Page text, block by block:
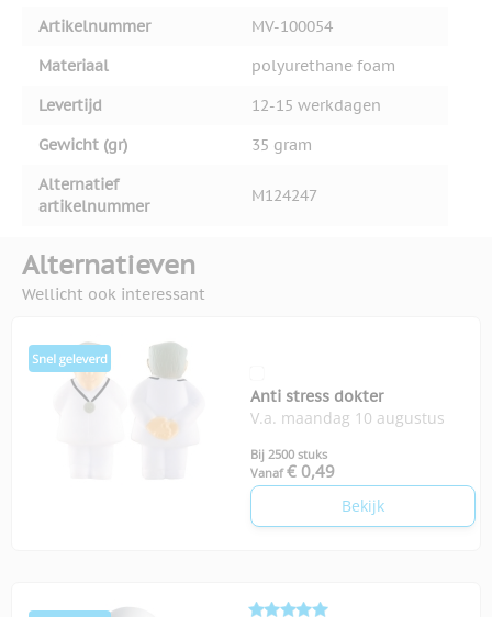
Artikelnummer
MV-100054
Materiaal
polyurethane foam
Levertijd
12-15 werkdagen
Gewicht (gr)
35 gram
Alternatief
artikelnummer
M124247
Alternatieven
Wellicht ook interessant
Anti stress dokter
V.a. maandag 10 augustus
Bij 2500 stuks
Vanaf € 0,49
Bekijk